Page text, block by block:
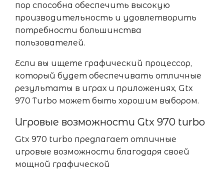
пор способна обеспечить высокую
производительность и удовлетворить
потребности большинства
пользователей.
Если вы ищете графический процессор,
который будет обеспечивать отличные
результаты в играх и приложениях, Gtx
970 Turbo может быть хорошим выбором.
Игровые возможности Gtx 970 turbo
Gtx 970 turbo предлагает отличные
игровые возможности благодаря своей
мощной графической